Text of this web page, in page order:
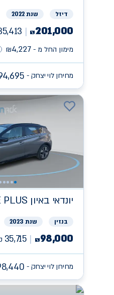
דיזל שנת 2022
₪201,000
מימון החל מ -
₪4,227
מחירון לוי יצחק -
יונדאי PRIME PLUS באיון
בנזין שנת 2023
₪98,000
35,715
מחירון לוי יצחק -